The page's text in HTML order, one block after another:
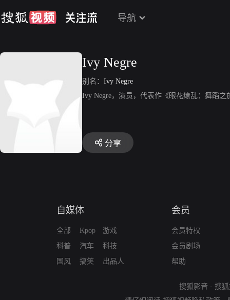
导航
Ivy Negre
别名： Ivy Negre
Ivy Negre，演员，代表作《眼花缭乱：舞蹈之
分享
自媒体
全部
科普
国风
Kpop
汽车
搞笑
游戏
科技
出品人
会员
会员特权
会员剧场
帮助
搜狐影音 - 搜